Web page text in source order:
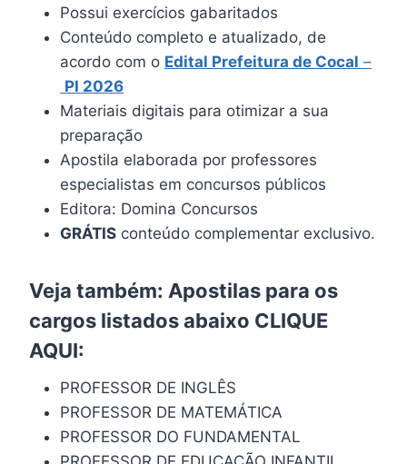
Possui exercícios gabaritados
Conteúdo completo e atualizado, de
acordo com o Edital Prefeitura de Cocal –
PI 2026
Materiais digitais para otimizar a sua
preparação
Apostila elaborada por professores
especialistas em concursos públicos
Editora: Domina Concursos
GRÁTIS conteúdo complementar exclusivo.
Veja também: Apostilas para os
cargos listados abaixo CLIQUE
AQUI:
PROFESSOR DE INGLÊS
PROFESSOR DE MATEMÁTICA
PROFESSOR DO FUNDAMENTAL